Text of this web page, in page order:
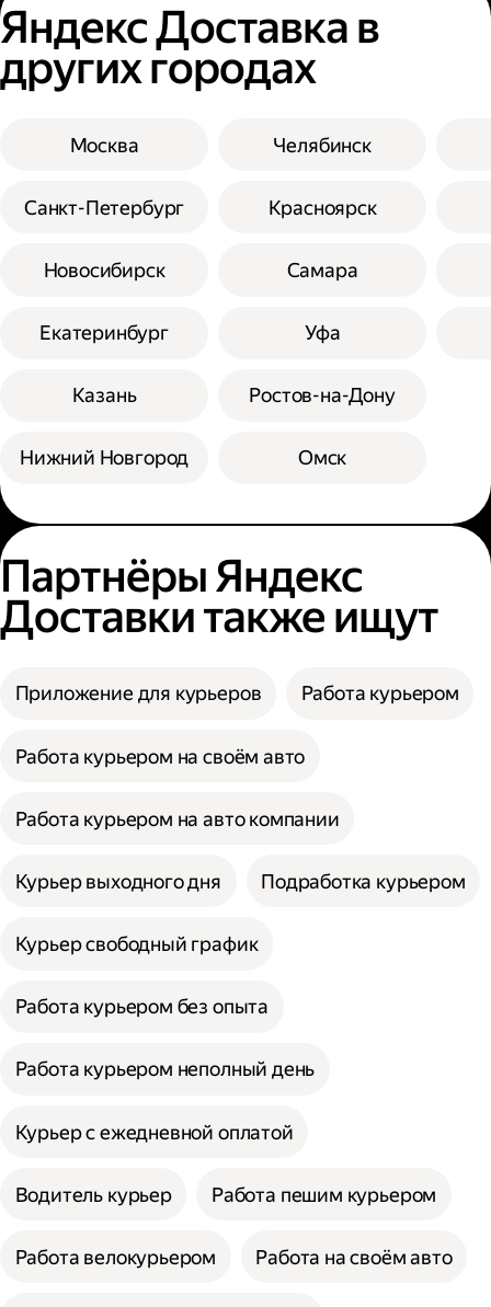
Яндекс Доставка в
других городах
Москва
Санкт-Петербург
Новосибирск
Екатеринбург
Казань
Нижний Новгород
Челябинск
Красноярск
Самара
Уфа
Ростов-на-Дону
Омск
Партнёры Яндекс
Доставки также ищут
Приложение для курьеров Работа курьером
Работа курьером на своём авто
Работа курьером на авто компании
Курьер выходного дня Подработка курьером
Курьер свободный график
Работа курьером без опыта
Работа курьером неполный день
Курьер с ежедневной оплатой
Водитель курьер Работа пешим курьером
Работа велокурьером Работа на своём авто